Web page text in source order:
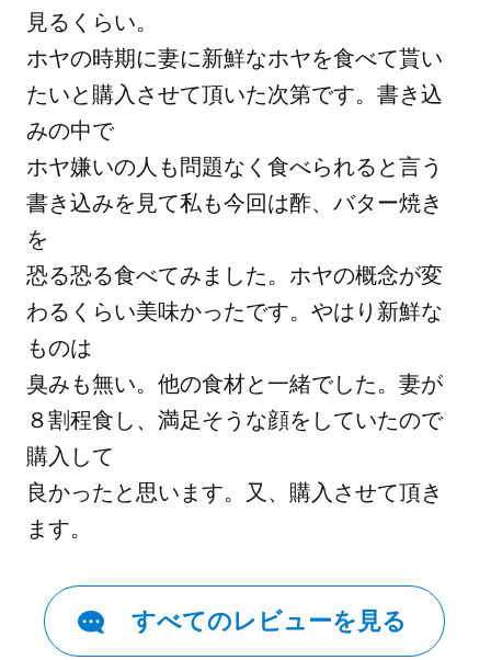
見るくらい。
ホヤの時期に妻に新鮮なホヤを食べて貰い
たいと購入させて頂いた次第です。書き込
みの中で
ホヤ嫌いの人も問題なく食べられると言う
書き込みを見て私も今回は酢、バター焼き
を
恐る恐る食べてみました。ホヤの概念が変
わるくらい美味かったです。やはり新鮮な
ものは
臭みも無い。他の食材と一緒でした。妻が
８割程食し、満足そうな顔をしていたので
購入して
良かったと思います。又、購入させて頂き
すべてのレビューを見る